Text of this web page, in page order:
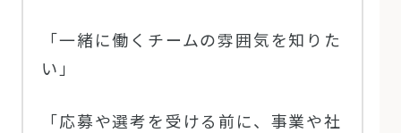
「一緒に働くチームの雰囲気を知りた
い」
「応募や選考を受ける前に、事業や社